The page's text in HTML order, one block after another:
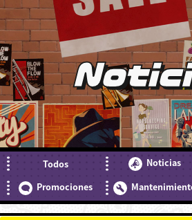
Todos Noticias
Promociones